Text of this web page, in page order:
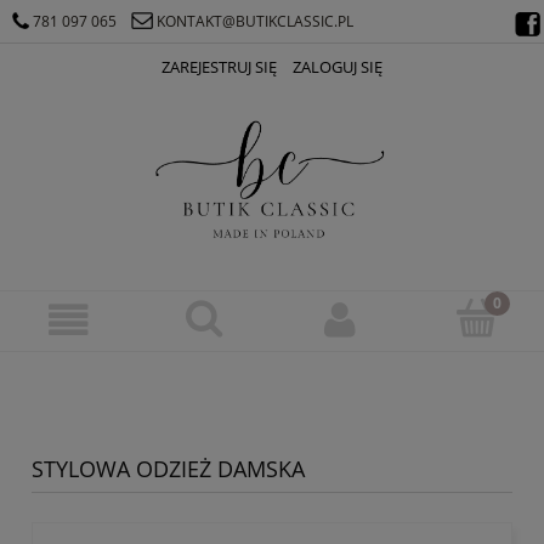
781 097 065 KONTAKT@BUTIKCLASSIC.PL
ZAREJESTRUJ SIĘ ZALOGUJ SIĘ
STYLOWA ODZIEŻ DAMSKA